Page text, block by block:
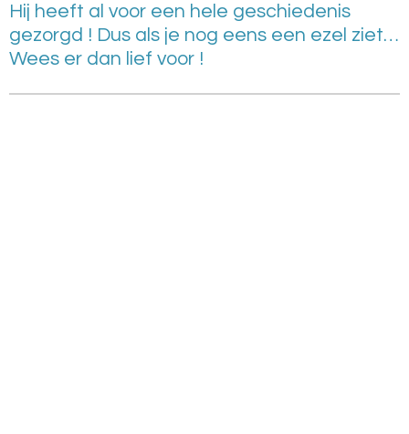
Hij heeft al voor een hele geschiedenis
gezorgd ! Dus als je nog eens een ezel ziet…
Wees er dan lief voor !